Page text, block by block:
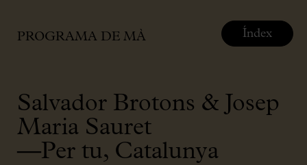
PROGRAMA DE MÀ
Salvador Brotons & Josep
Maria Sauret
—Per tu, Catalunya
Índex